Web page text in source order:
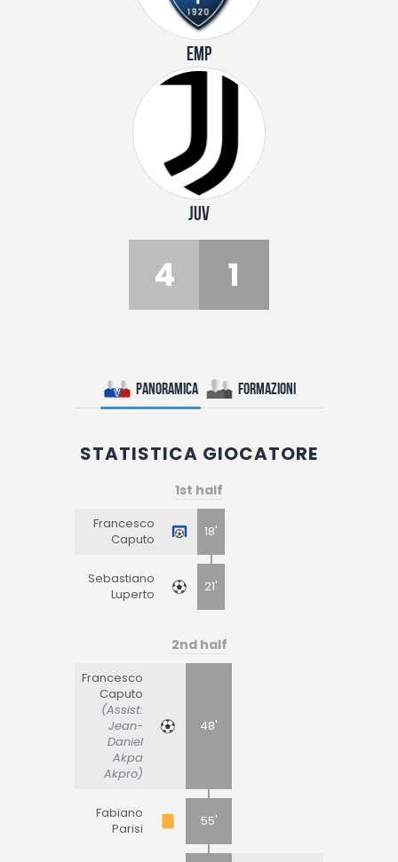
EMP
JUV
4 1
Panoramica Formazioni
STATISTICA GIOCATORE
1st half
Francesco
Caputo
18'
Sebastiano
Luperto
21'
2nd half
Francesco
Caputo
(Assist:
Jean-
Daniel
Akpa
Akpro)
48'
Fabiano
Parisi
55'